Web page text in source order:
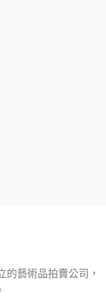
的藝術品拍賣公司，